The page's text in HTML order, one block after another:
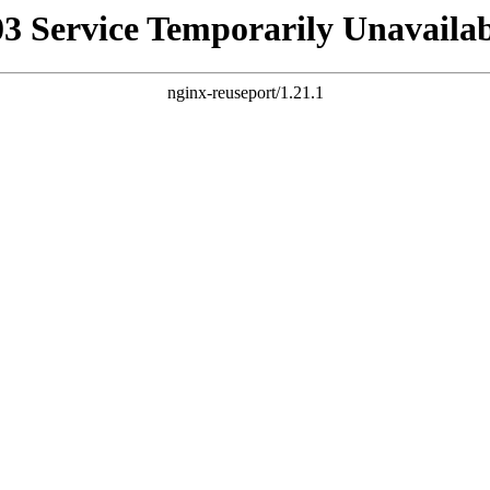
Service Temporarily
nginx-reuseport/1.21.1